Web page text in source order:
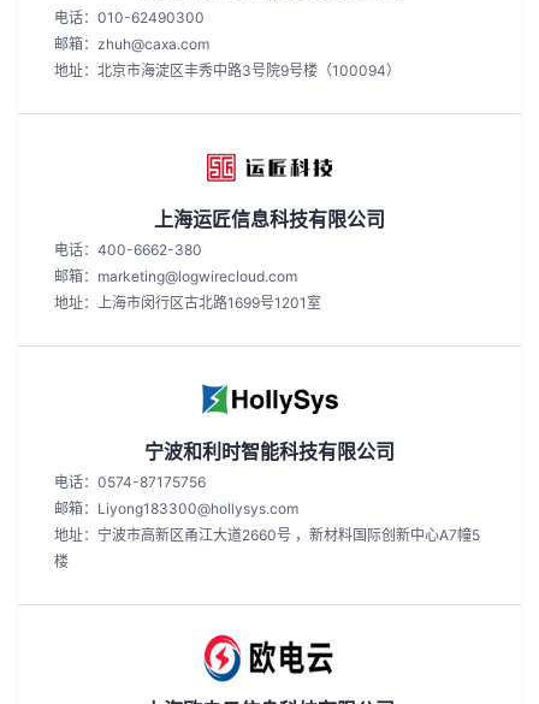
电话：010-62490300
邮箱：zhuh@caxa.com
地址：北京市海淀区丰秀中路3号院9号楼（100094）
上海运匠信息科技有限公司
电话：400-6662-380
邮箱：marketing@logwirecloud.com
地址：上海市闵行区古北路1699号1201室
宁波和利时智能科技有限公司
电话：0574-87175756
邮箱：Liyong183300@hollysys.com
地址：宁波市高新区甬江大道2660号 ，新材料国际创新中心A7幢5
楼